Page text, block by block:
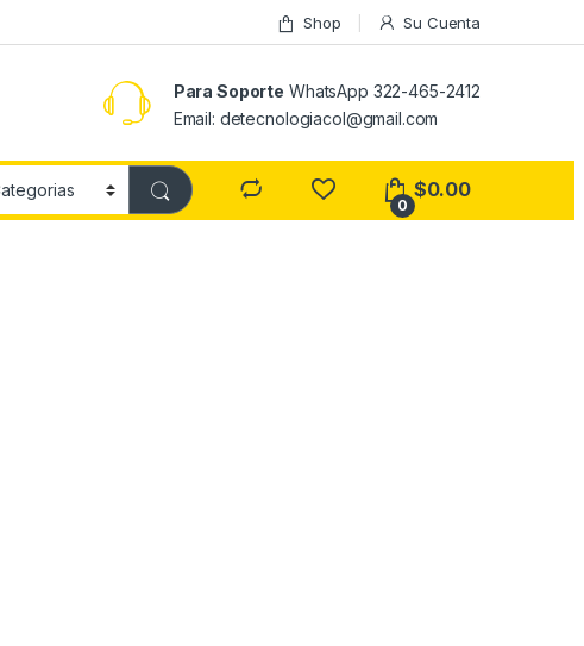
Shop Su Cuenta
Para Soporte WhatsApp 322-465-2412
Email: detecnologiacol@gmail.com
0
$0.00